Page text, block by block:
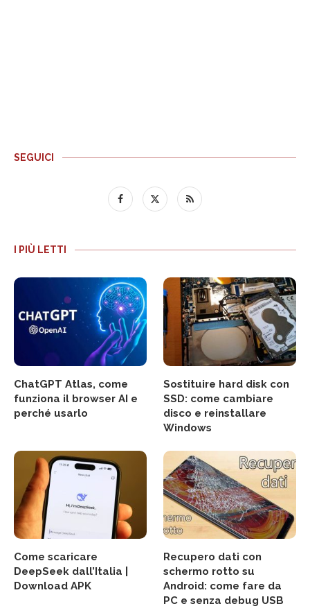
SEGUICI
I PIÙ LETTI
ChatGPT Atlas, come
funziona il browser AI e
perché usarlo
Sostituire hard disk con
SSD: come cambiare
disco e reinstallare
Windows
Come scaricare
DeepSeek dall’Italia |
Download APK
Recupero dati con
schermo rotto su
Android: come fare da
PC e senza debug USB